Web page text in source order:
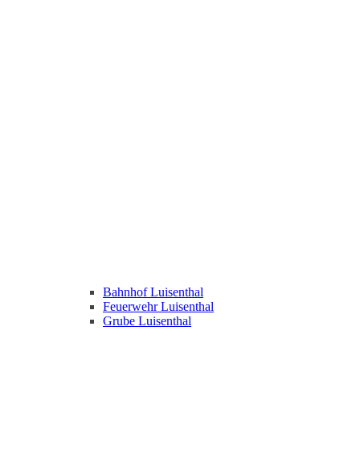
Bahnhof Luisenthal
Feuerwehr Luisenthal
Grube Luisenthal